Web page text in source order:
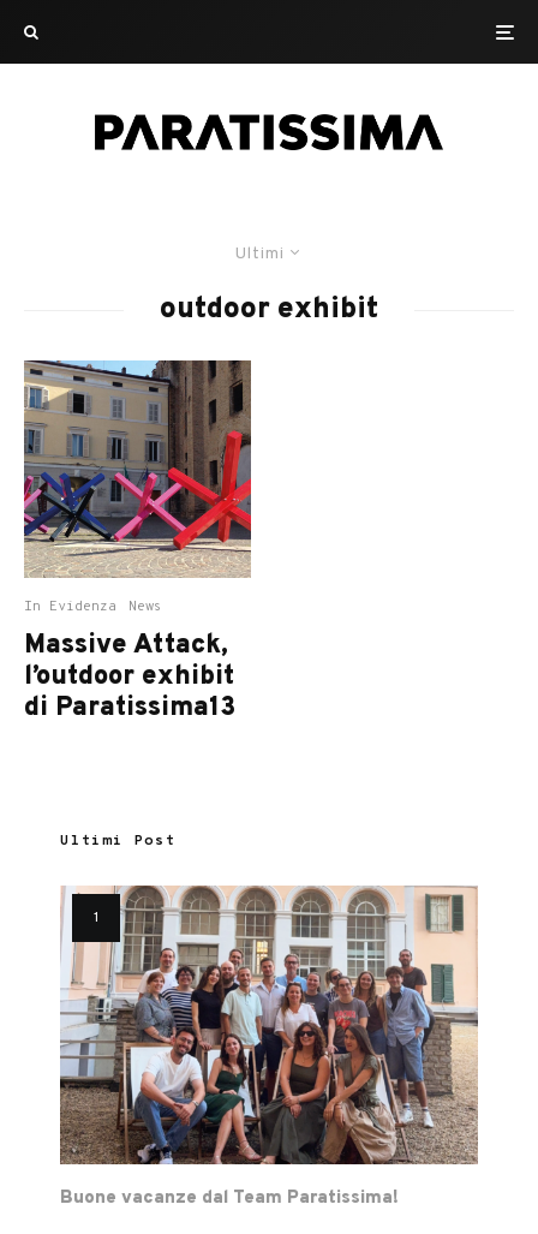
Ultimi
outdoor exhibit
In Evidenza News
Massive Attack,
l’outdoor exhibit
di Paratissima13
Ultimi Post
Buone vacanze dal Team Paratissima!